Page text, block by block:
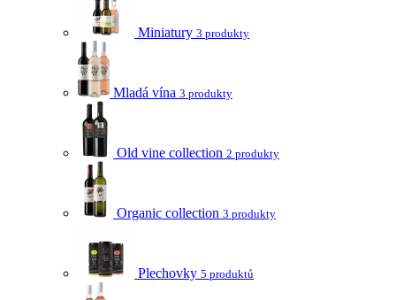
Miniatury 3 produkty
Mladá vína 3 produkty
Old vine collection 2 produkty
Organic collection 3 produkty
Plechovky 5 produktů